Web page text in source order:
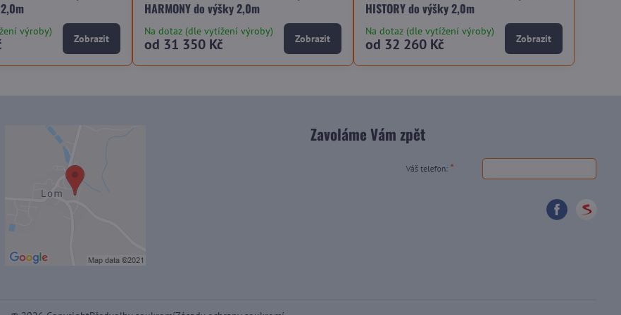
výroby)
Zobrazit
HARMONY do výšky 2,0m
Na dotaz (dle vytížení výroby)
od 31 350 Kč Zobrazit
HISTORY do výšky 2,0m
Na dotaz (dle vytížení výroby)
od 32 260 Kč Zobrazit
Zavoláme Vám zpět